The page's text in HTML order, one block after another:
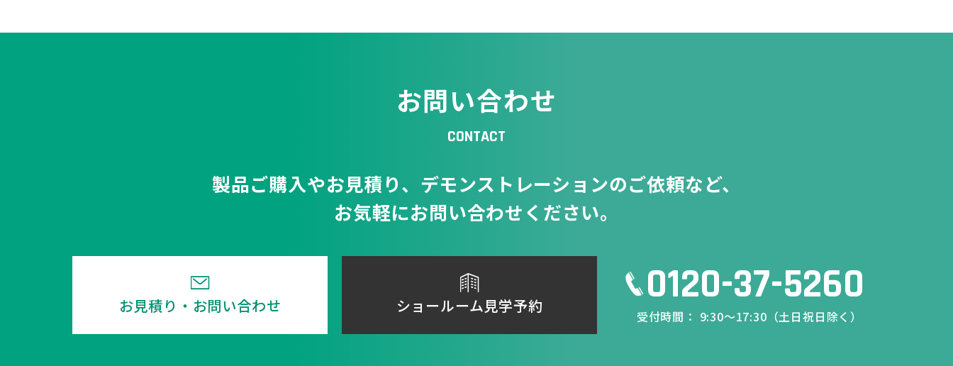
お問い合わせ
CONTACT
製品ご購入やお見積り、 デモンストレーションのご依頼など、
お気軽にお問い合わせください。
お見積り・お問い合わせ ショールーム見学予約 0120-37-5260
受付時間： 9:30～17:30（土日祝日除く）